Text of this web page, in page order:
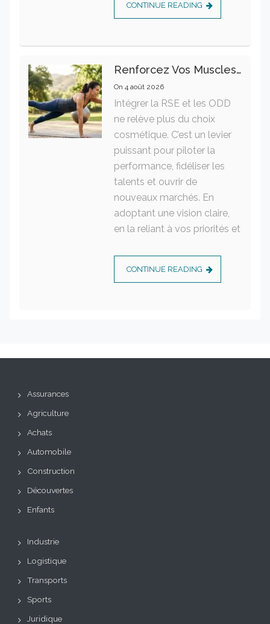
CONTINUE READING
Renforcez Vos Muscles Profonds Pour Apaiser Votre Mal De Dos
On 4 août 2026
Intégrer la RSE et les ODD
ne relève plus du choix
cosmétique. C’est un levier
puissant pour piloter la
performance, fidéliser les
talents et ouvrir de
nouveaux marchés. En
adoptant une vision claire,
en la reliant à vos priorités et
CONTINUE READING
Assurances
Agriculture
Achats
Automobile
Construction
Découvertes
Enfants
Industrie
Logistique
Transports
Sports
Juridique